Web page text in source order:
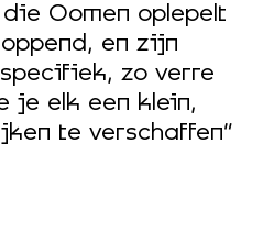
Oomen oplepelt
en zijn
zo verre
je elk een klein,
te verschaffen”